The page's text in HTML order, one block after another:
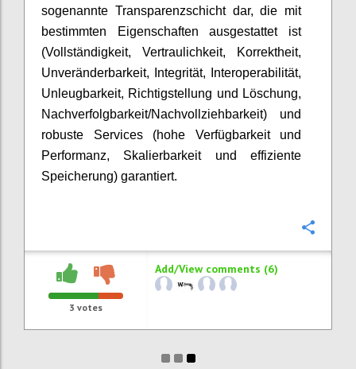
sogenannte Transparenzschicht dar, die mit
bestimmten Eigenschaften ausgestattet ist
(Vollständigkeit, Vertraulichkeit, Korrektheit,
Unveränderbarkeit, Integrität, Interoperabilität,
Unleugbarkeit, Richtigstellung und Löschung,
Nachverfolgbarkeit/Nachvollziehbarkeit) und
robuste Services (hohe Verfügbarkeit und
Performanz, Skalierbarkeit und effiziente
Speicherung) garantiert.
3 votes
Add/View comments (6)